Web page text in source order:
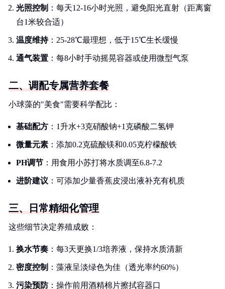
光照控制 ：每天12-16小时光照，避免阳光直射（距离窗
台1米较合适）
温度维持：25-28℃最理想，低于15℃生长缓慢
通气装置 ：每8小时手动摇晃容器或使用微型气泵
二、调配专属营养套餐
小球藻的"美食"需要科学配比：
基础配方 ：1升水+3克硝酸钠+1克磷酸二氢钾
微量元素 ：添加0.2克硫酸镁和0.05克柠檬酸铁
PH调节 ：用食用小苏打将水质调至6.8-7.2
进阶建议 ：可添加少量香蕉皮浸出液补充有机质
三、日常精细化管理
这些细节决定养殖成败：
换水节奏 ：每3天更换1/3培养液，保持水质清新
密度控制 ：藻液呈淡绿色为佳（透光率约60%）
污染预防：操作前用酒精棉片擦拭容器口